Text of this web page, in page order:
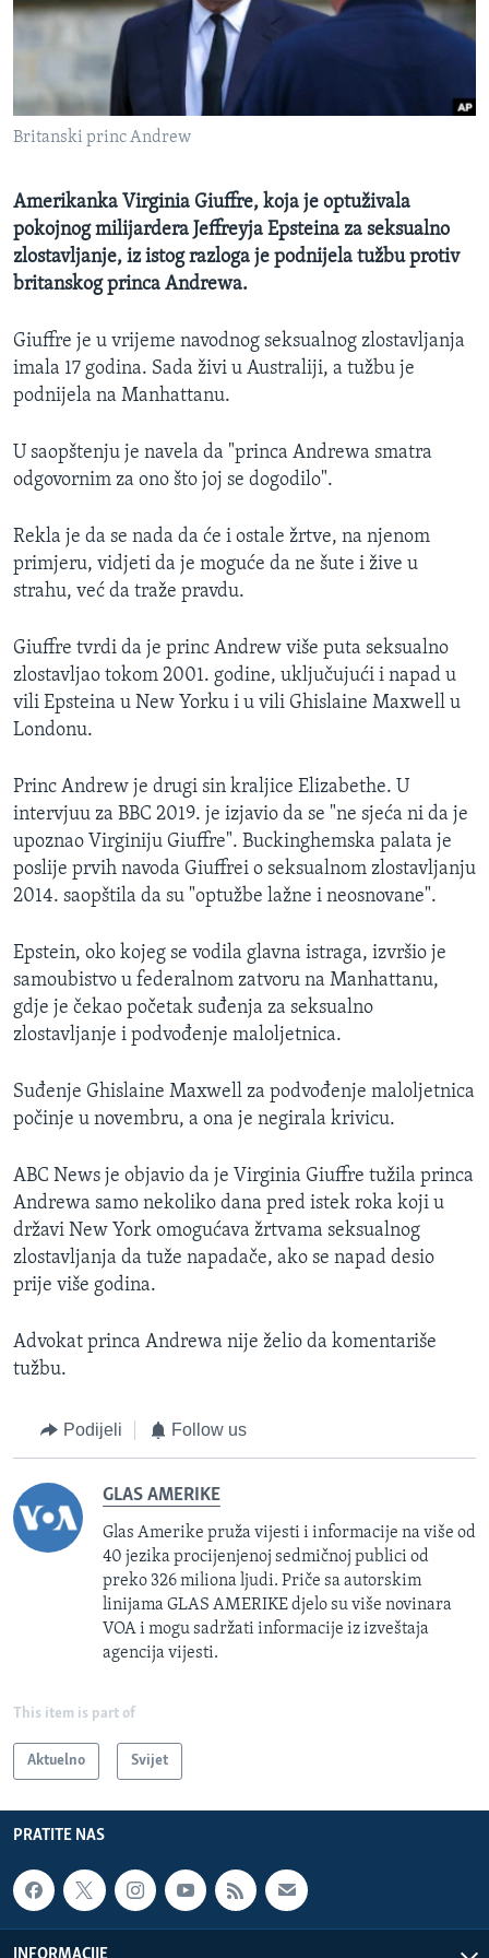
MAGAZIN
O GLASU AMERIKE
Learning English
Jezici
Britanski princ Andrew
Amerikanka Virginia Giuffre, koja je optuživala
pokojnog milijardera Jeffreyja Epsteina za seksualno
zlostavljanje, iz istog razloga je podnijela tužbu protiv
britanskog princa Andrewa.
Giuffre je u vrijeme navodnog seksualnog zlostavljanja
imala 17 godina. Sada živi u Australiji, a tužbu je
podnijela na Manhattanu.
U saopštenju je navela da "princa Andrewa smatra
odgovornim za ono što joj se dogodilo".
Rekla je da se nada da će i ostale žrtve, na njenom
primjeru, vidjeti da je moguće da ne šute i žive u
strahu, već da traže pravdu.
Giuffre tvrdi da je princ Andrew više puta seksualno
zlostavljao tokom 2001. godine, uključujući i napad u
vili Epsteina u New Yorku i u vili Ghislaine Maxwell​ u
Londonu.
Princ Andrew je drugi sin kraljice Elizabethe. U
intervjuu za BBC 2019. je izjavio da se "ne sjeća ni da je
upoznao Virginiju Giuffre". Buckinghemska palata je
poslije prvih navoda Giuffrei o seksualnom zlostavljanju
2014. saopštila da su "optužbe lažne i neosnovane".
Epstein, oko kojeg se vodila glavna istraga, izvršio je
samoubistvo u federalnom zatvoru na Manhattanu,
gdje je čekao početak suđenja za seksualno
zlostavljanje i podvođenje maloljetnica.
Suđenje Ghislaine Maxwell za podvođenje maloljetnica
počinje u novembru, a ona je negirala krivicu.
ABC News je objavio da je Virginia Giuffre tužila princa
Andrewa samo nekoliko dana pred istek roka koji u
državi New York omogućava žrtvama seksualnog
zlostavljanja da tuže napadače, ako se napad desio
prije više godina.
Advokat princa Andrewa nije želio da komentariše
tužbu.
Podijeli Follow us
GLAS AMERIKE
Glas Amerike pruža vijesti i informacije na više od
40 jezika procijenjenoj sedmičnoj publici od
preko 326 miliona ljudi. Priče sa autorskim
linijama GLAS AMERIKE djelo su više novinara
VOA i mogu sadržati informacije iz izveštaja
agencija vijesti.
This item is part of
Aktuelno Svijet
PRATITE NAS